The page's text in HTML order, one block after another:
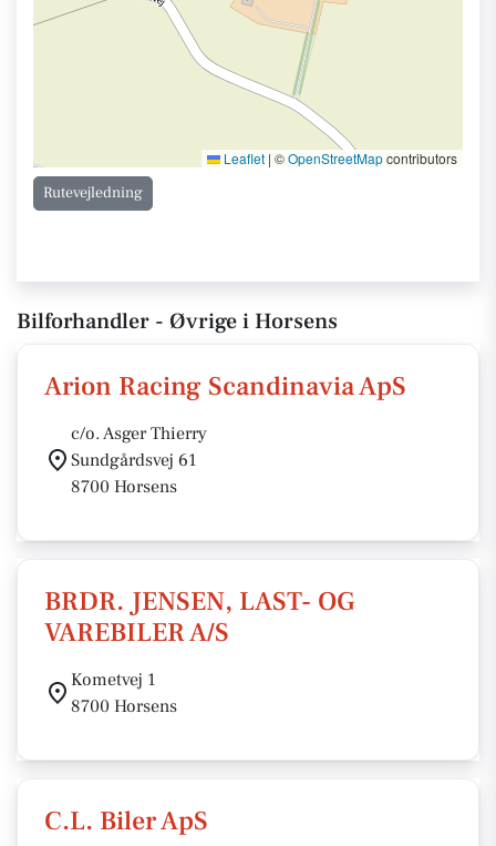
Leaflet | ©OpenStreetMapcontributors
Rutevejledning
Bilforhandler - Øvrige i Horsens
Arion Racing Scandinavia ApS
c/o. Asger Thierry
Sundgårdsvej 61
8700 Horsens
BRDR. JENSEN, LAST- OG
VAREBILER A/S
Kometvej 1
8700 Horsens
C.L. Biler ApS